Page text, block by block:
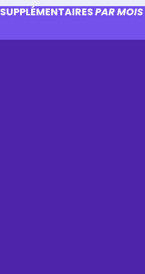
SUPPLÉMENTAIRESPAR MOIS